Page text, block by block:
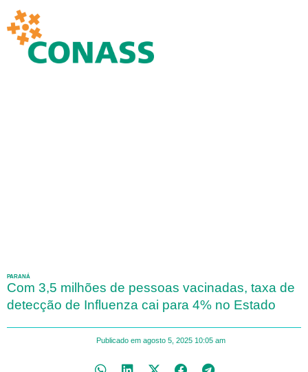
PARANÁ
Com 3,5 milhões de pessoas vacinadas, taxa de
detecção de Influenza cai para 4% no Estado
Publicado em agosto 5, 2025 10:05 am